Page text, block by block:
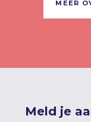
MEER
Meld je